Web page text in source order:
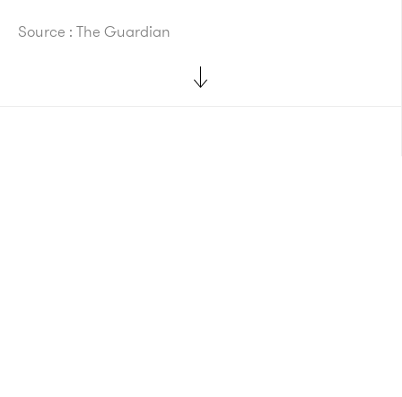
Source : The Guardian